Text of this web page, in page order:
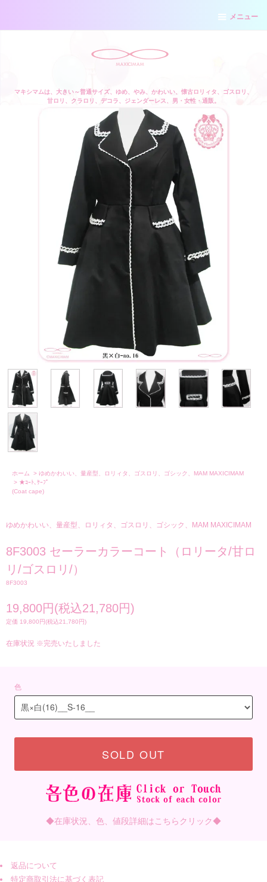
メニュー
マキシマムは、大きい～普通サイズ、ゆめ、やみ、かわいい、懐古ロリィタ、ゴスロリ、
甘ロリ、クラロリ、デコラ、ジェンダーレス、男・女性・通販。
ホーム > ゆめかわいい、量産型、ロリィタ、ゴスロリ、ゴシック、MAM MAXICIMAM
> ★ｺｰﾄ､ｹｰﾌﾟ
(Coat cape)
ゆめかわいい、量産型、ロリィタ、ゴスロリ、ゴシック、MAM MAXICIMAM
8F3003 セーラーカラーコート（ロリータ/甘ロ
リ/ゴスロリ/）
8F3003
19,800円(税込21,780円)
定価 19,800円(税込21,780円)
在庫状況 ※完売いたしました
色
SOLD OUT
◆在庫状況、色、値段詳細はこちらクリック◆
返品について
特定商取引法に基づく表記